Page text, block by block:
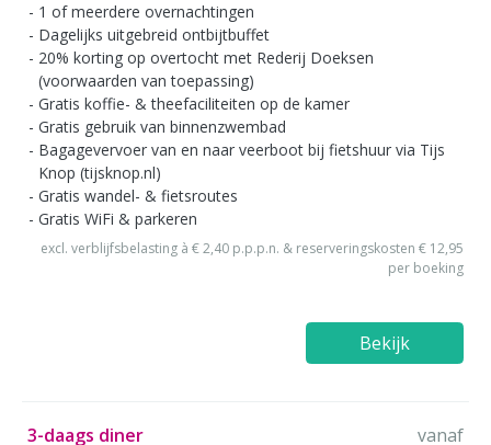
1 of meerdere overnachtingen
Dagelijks uitgebreid ontbijtbuffet
20% korting op overtocht met Rederij Doeksen
(voorwaarden van toepassing)
Gratis koffie- & theefaciliteiten op de kamer
Gratis gebruik van binnenzwembad
Bagagevervoer van en naar veerboot bij fietshuur via Tijs
Knop (tijsknop.nl)
Gratis wandel- & fietsroutes
Gratis WiFi & parkeren
excl. verblijfsbelasting à € 2,40 p.p.p.n. & reserveringskosten € 12,95
per boeking
Bekijk
3-daags diner
vanaf